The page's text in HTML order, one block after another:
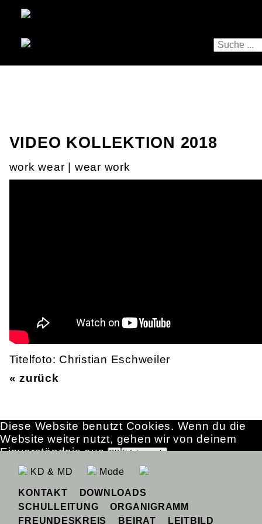
VIDEO KOLLEKTION 2018
work wear | wear work
Titelfoto: Christian Eschweiler
« zurück
KD & MD Mode
KONTAKT
DOWNLOADS
SCHULLEITUNG
ORGANIGRAMM
FREUNDESKREIS
BEIRAT LEITBILD
Diese Website benutzt Cookies. Wenn du die
Website weiter nutzt, gehen wir von deinem
Einverständnis aus.OK Erfahre mehr